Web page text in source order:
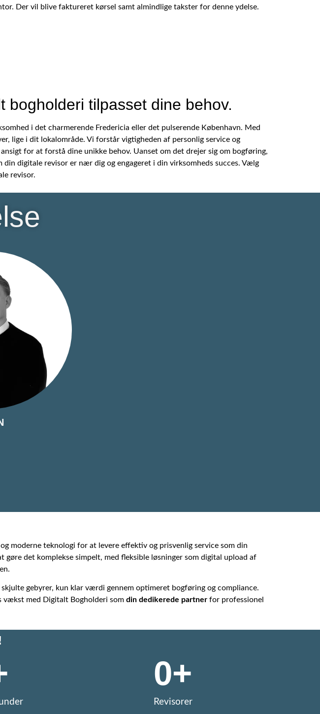
Der vil blive faktureret kørsel samt almindlige takster for denne ydelse.
bogholderi tilpasset dine behov.
i det charmerende Fredericia eller det pulserende København. Med
lige i dit lokalområde. Vi forstår vigtigheden af personlig service og
for at forstå dine unikke behov. Uanset om det drejer sig om bogføring,
digitale revisor er nær dig og engageret i din virksomheds succes. Vælg
revisor.
moderne teknologi for at levere effektiv og prisvenlig service som din
det komplekse simpelt, med fleksible løsninger som digital upload af
gebyrer, kun klar værdi gennem optimeret bogføring og compliance.
vækst med Digitalt Bogholderi som din dedikerede partner for professionel
Revisorer
0+